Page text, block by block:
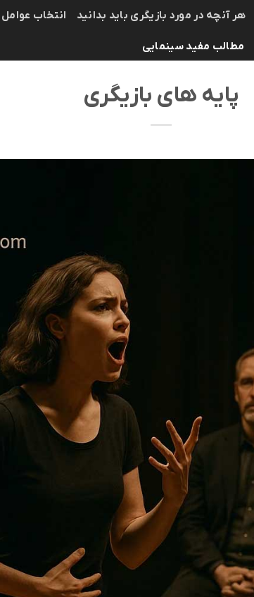
هر آنچه در مورد بازیگری باید بدانید انتخاب
مطالب مفید سینمایی
پایه‌ های بازیگری